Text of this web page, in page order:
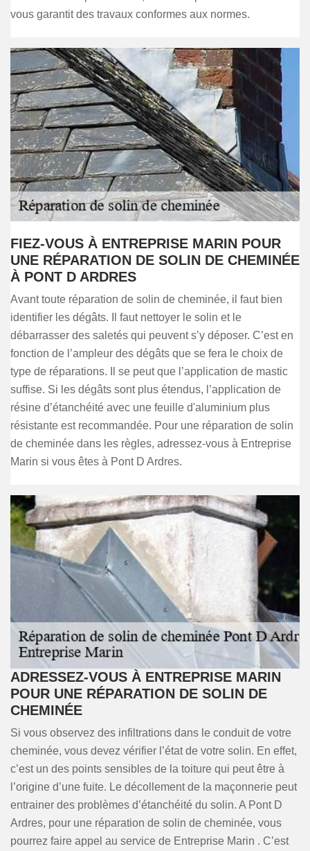
vous garantit des travaux conformes aux normes.
FIEZ-VOUS À ENTREPRISE MARIN POUR
UNE RÉPARATION DE SOLIN DE CHEMINÉE
À PONT D ARDRES
Avant toute réparation de solin de cheminée, il faut bien
identifier les dégâts. Il faut nettoyer le solin et le
débarrasser des saletés qui peuvent s’y déposer. C’est en
fonction de l’ampleur des dégâts que se fera le choix de
type de réparations. Il se peut que l’application de mastic
suffise. Si les dégâts sont plus étendus, l’application de
résine d’étanchéité avec une feuille d'aluminium plus
résistante est recommandée. Pour une réparation de solin
de cheminée dans les règles, adressez-vous à Entreprise
Marin si vous êtes à Pont D Ardres.
ADRESSEZ-VOUS À ENTREPRISE MARIN
POUR UNE RÉPARATION DE SOLIN DE
CHEMINÉE
Si vous observez des infiltrations dans le conduit de votre
cheminée, vous devez vérifier l’état de votre solin. En effet,
c’est un des points sensibles de la toiture qui peut être à
l’origine d’une fuite. Le décollement de la maçonnerie peut
entrainer des problèmes d’étanchéité du solin. A Pont D
Ardres, pour une réparation de solin de cheminée, vous
pourrez faire appel au service de Entreprise Marin . C’est